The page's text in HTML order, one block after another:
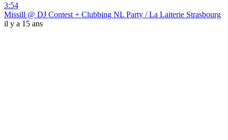
3:54
Missill @ DJ Contest + Clubbing NL Party / La Laiterie Strasbourg
il y a 15 ans